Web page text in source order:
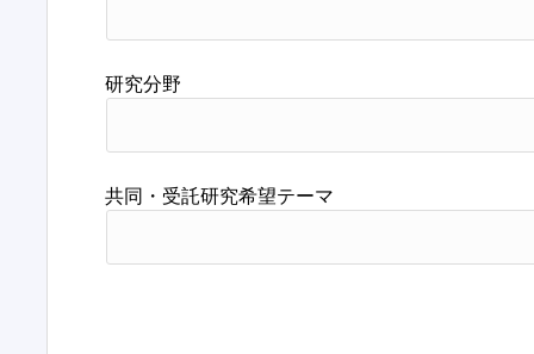
研究分野
共同・受託研究希望テーマ